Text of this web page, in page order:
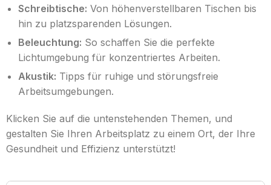
Schreibtische: Von höhenverstellbaren Tischen bis
hin zu platzsparenden Lösungen.
Beleuchtung: So schaffen Sie die perfekte
Lichtumgebung für konzentriertes Arbeiten.
Akustik: Tipps für ruhige und störungsfreie
Arbeitsumgebungen.
Klicken Sie auf die untenstehenden Themen, und
gestalten Sie Ihren Arbeitsplatz zu einem Ort, der Ihre
Gesundheit und Effizienz unterstützt!